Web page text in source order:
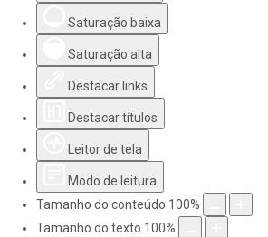
Saturação baixa
Saturação alta
Destacar links
Destacar títulos
Leitor de tela
Modo de leitura
Tamanho do conteúdo 100%
Tamanho do texto 100%